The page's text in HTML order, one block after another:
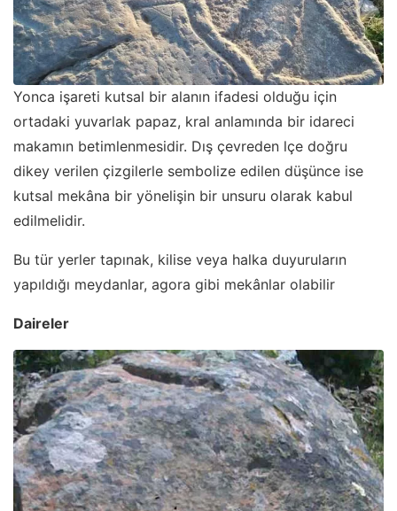
Yonca işareti kutsal bir alanın ifadesi olduğu için
ortadaki yuvarlak papaz, kral anlamında bir idareci
makamın betimlenmesidir. Dış çevreden lçe doğru
dikey verilen çizgilerle sembolize edilen düşünce ise
kutsal mekâna bir yönelişin bir unsuru olarak kabul
edilmelidir.
Bu tür yerler tapınak, kilise veya halka duyuruların
yapıldığı meydanlar, agora gibi mekânlar olabilir
Daireler